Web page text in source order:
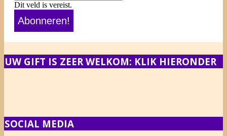
Dit veld is vereist.
UW GIFT IS ZEER WELKOM: KLIK HIERONDER
SOCIAL MEDIA